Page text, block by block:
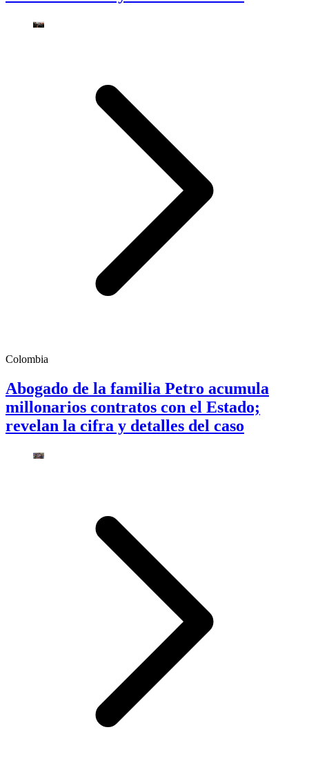
Colombia
Abogado de la familia Petro acumula
millonarios contratos con el Estado;
revelan la cifra y detalles del caso